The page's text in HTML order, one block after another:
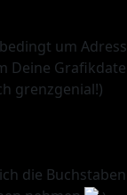
um
Deine
grenzgenial!)
die